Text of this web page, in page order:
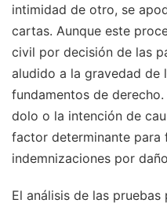
intimidad de otro, se
cartas. Aunque este
civil por decisión de las
aludido a la gravedad de
fundamentos de
dolo o la intención de
factor determinante para
indemnizaciones por
El análisis de las